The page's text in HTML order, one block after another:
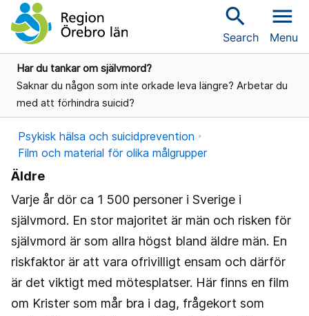
search
Search
menu
Menu
Har du tankar om självmord?
Saknar du någon som inte orkade leva längre? Arbetar du
med att förhindra suicid?
Psykisk hälsa och suicidprevention
Film och material för olika målgrupper
Äldre
Varje år dör ca 1 500 personer i Sverige i
självmord. En stor majoritet är män och risken för
självmord är som allra högst bland äldre män. En
riskfaktor är att vara ofrivilligt ensam och därför
är det viktigt med mötesplatser. Här finns en film
om Krister som mår bra i dag, frågekort som